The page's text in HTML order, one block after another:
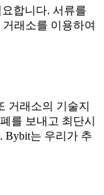
합니다. 서류를
래소를 이용하여
거래소의 기술지
를 보내고 최단시
Bybit는 우리가 추